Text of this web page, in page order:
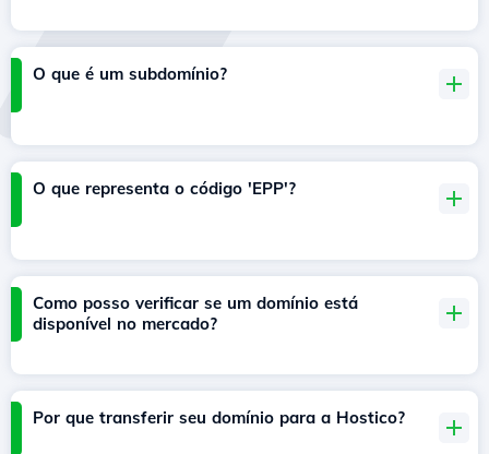
O que é um subdomínio?
O que representa o código 'EPP'?
Como posso verificar se um domínio está
disponível no mercado?
Por que transferir seu domínio para a Hostico?